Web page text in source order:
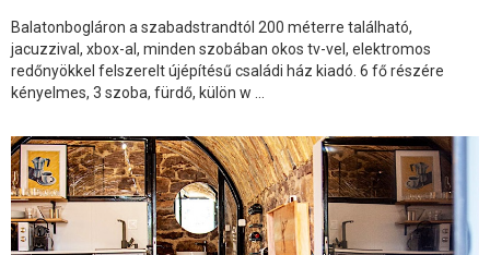
Balatonbogláron a szabadstrandtól 200 méterre található,
jacuzzival, xbox-al, minden szobában okos tv-vel, elektromos
redőnyökkel felszerelt újépítésű családi ház kiadó. 6 fő részére
kényelmes, 3 szoba, fürdő, külön w ...